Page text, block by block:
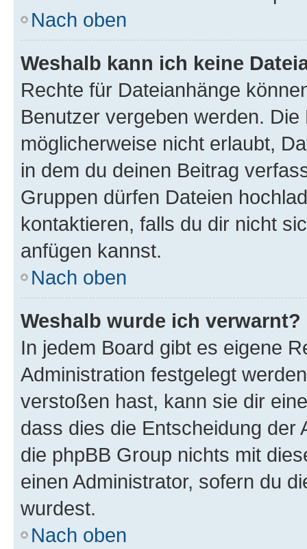
Nach oben
Weshalb kann ich keine
Rechte für Dateianhänge
Benutzer vergeben werden.
möglicherweise nicht erlaubt,
in dem du deinen Beitrag
Gruppen dürfen Dateien
kontaktieren, falls du dir nicht
anfügen kannst.
Nach oben
Weshalb wurde ich verwarnt?
In jedem Board gibt es eigene
Administration festgelegt
verstoßen hast, kann sie dir
dass dies die Entscheidung der
die phpBB Group nichts mit
einen Administrator, sofern du
wurdest.
Nach oben